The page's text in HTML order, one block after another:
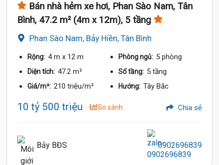
Bán nhà hẻm xe hơi, Phan Sào Nam, Tân
Bình, 47.2 m² (4m x 12m), 5 tầng
Phan Sào Nam, Bảy Hiền, Tân Bình
Rộng: 4 m x 12 m Phòng ngủ: 5 phòng
Diện tích: 47.2 m² Số tầng: 5 tầng
Giá/m²: 210 triệu/m² Hướng: Tây Bắc
10 tỷ 500 triệu So sánh Chia sẻ
Bảy BĐS 0902696839